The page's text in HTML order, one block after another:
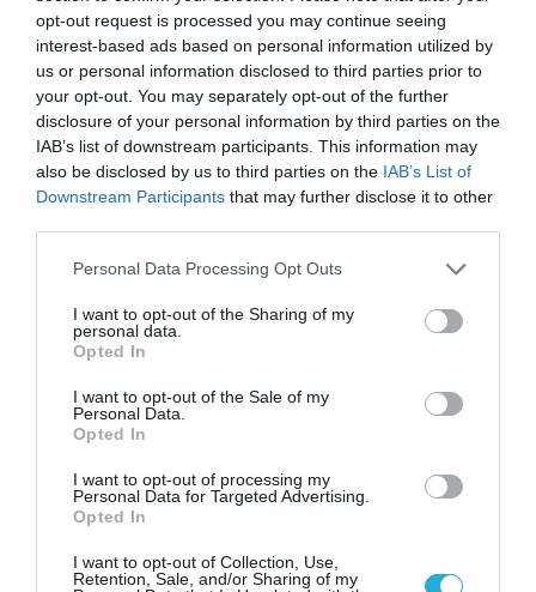
opt-out request is processed you may continue seeing
interest-based ads based on personal information utilized by
us or personal information disclosed to third parties prior to
your opt-out. You may separately opt-out of the further
disclosure of your personal information by third parties on the
IAB’s list of downstream participants. This information may
also be disclosed by us to third parties on the IAB’s List of
Downstream Participants that may further disclose it to other
Please note that this website/app uses one or more Google
not limited to your visit or usage behaviour. You may click to
grant or deny consent to Google and its third-party tags to
use your data for below specified purposes in below Google
consent section.
Personal Data Processing Opt Outs
I want to opt-out of the Sharing of my
personal data.
Opted In
I want to opt-out of the Sale of my
Personal Data.
Opted In
I want to opt-out of processing my
Personal Data for Targeted Advertising.
Opted In
I want to opt-out of Collection, Use,
Retention, Sale, and/or Sharing of my
Σ. Καλαφάτης: «Η
Τεχνητή Νοημοσύνη
δεν είναι απλώς μια
νέα τεχνολογία, είναι
μια νέα βιομηχανική
επανάσταση»
31.07.2026
Νέος οδηγός του ΕΚΤ
των ελληνικών
επιχειρήσεων στον
31.07.2026
Η πιο ταξιδιάρικη
βαλίτσα του φετινού
υπογραφή της Xiaomi
31.07.2026
ΟΛΗ Η ΡΟΗ ΕΙΔΗΣΕΩΝ